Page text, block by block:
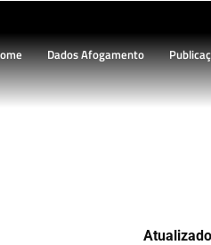
Dados Afogamento
E A